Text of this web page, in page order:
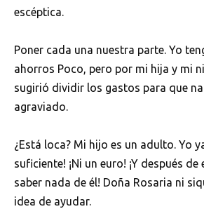
escéptica.
Poner cada una nuestra parte. Yo
ahorros Poco, pero por mi hija y mi
sugirió dividir los gastos para que
agraviado.
¿Está loca? Mi hijo es un adulto. Yo
suficiente! ¡Ni un euro! ¡Y después
saber nada de él! Doña Rosaria ni
idea de ayudar.